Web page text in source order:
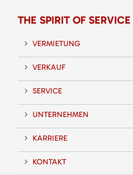
THE SPIRIT OF SERVICE
VERMIETUNG
VERKAUF
SERVICE
UNTERNEHMEN
KARRIERE
KONTAKT